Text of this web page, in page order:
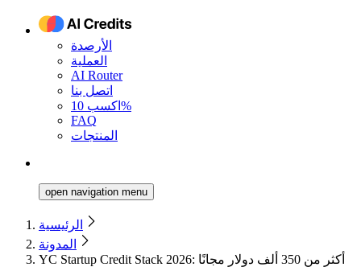
الأرصدة
العملية
AI Router
اتصل بنا
اكسب 10%
FAQ
المنتجات
open navigation menu
الرئيسية
المدونة
YC Startup Credit Stack 2026: أكثر من 350 ألف دولار مجانًا